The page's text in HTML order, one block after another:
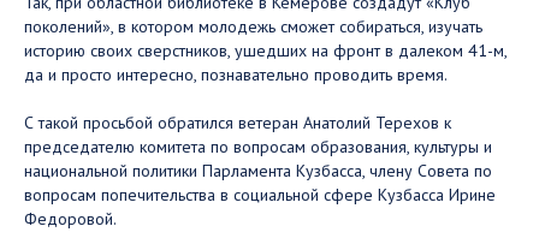
поколений», в котором молодежь сможет собираться, изучать
историю своих сверстников, ушедших на фронт в далеком 41-м,
да и просто интересно, познавательно проводить время. ⠀
С такой просьбой обратился ветеран Анатолий Терехов к
председателю комитета по вопросам образования, культуры и
национальной политики Парламента Кузбасса, члену Совета по
вопросам попечительства в социальной сфере Кузбасса Ирине
Федоровой. ⠀